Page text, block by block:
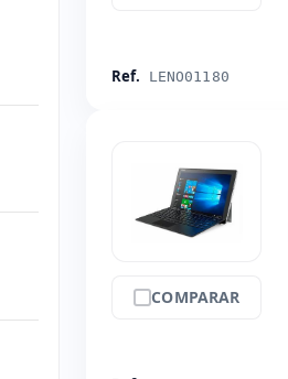
Ref. LENO01180
COMPARAR